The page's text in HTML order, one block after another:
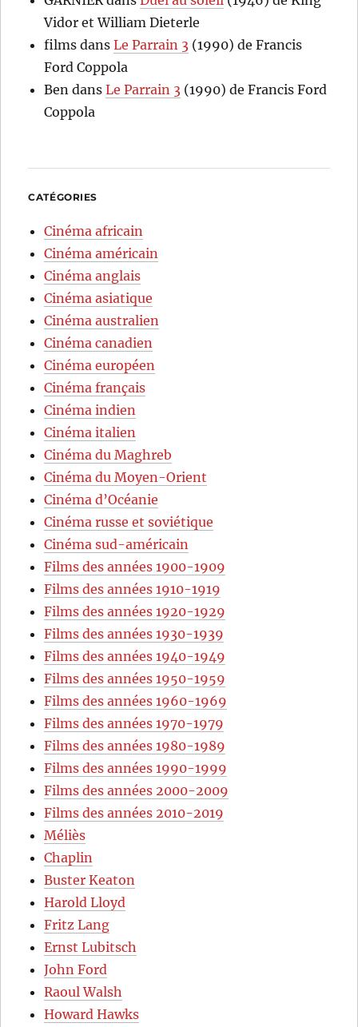
Vidor et William Dieterle
films dansLe Parrain 3 (1990) de Francis
Ford Coppola
Ben dansLe Parrain 3 (1990) de Francis Ford
Coppola
CATÉGORIES
Cinéma africain
Cinéma américain
Cinéma anglais
Cinéma asiatique
Cinéma australien
Cinéma canadien
Cinéma européen
Cinéma français
Cinéma indien
Cinéma italien
Cinéma du Maghreb
Cinéma du Moyen-Orient
Cinéma d’Océanie
Cinéma russe et soviétique
Cinéma sud-américain
Films des années 1900-1909
Films des années 1910-1919
Films des années 1920-1929
Films des années 1930-1939
Films des années 1940-1949
Films des années 1950-1959
Films des années 1960-1969
Films des années 1970-1979
Films des années 1980-1989
Films des années 1990-1999
Films des années 2000-2009
Films des années 2010-2019
Méliès
Chaplin
Buster Keaton
Harold Lloyd
Fritz Lang
Ernst Lubitsch
John Ford
Raoul Walsh
Howard Hawks